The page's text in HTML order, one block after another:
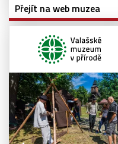
Přejít na web muzea